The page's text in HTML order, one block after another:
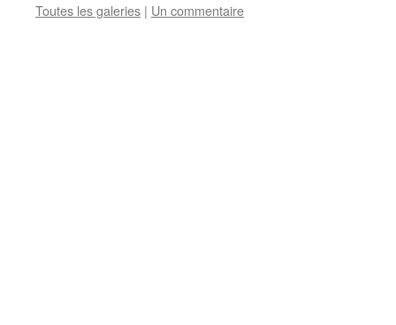
Toutes les galeries | Un commentaire